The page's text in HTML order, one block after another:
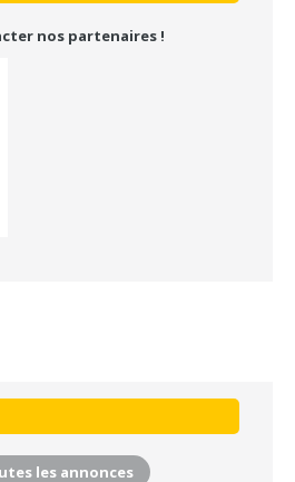
nos partenaires !
les annonces